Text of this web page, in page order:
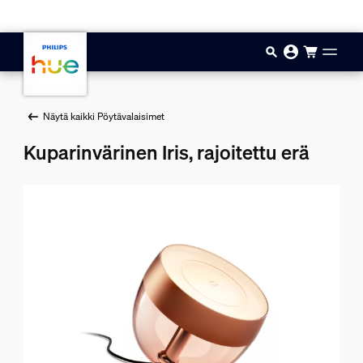
Näytä kaikki Pöytävalaisimet
Kuparinvärinen Iris, rajoitettu erä